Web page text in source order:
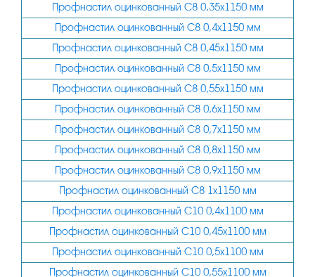
0,6
0,7
0,8
0,9
0,65
0,85
0,75
1
1100
1150
С21
НС35
НС44
Н57
Н60
Н75
Н114
Профнастил оцинкованный С8 0,35х1150 мм
Профнастил оцинкованный С8 0,4х1150 мм
Профнастил оцинкованный С8 0,45х1150 мм
Профнастил оцинкованный С8 0,5х1150 мм
Профнастил оцинкованный С8 0,55х1150 мм
Профнастил оцинкованный С8 0,6х1150 мм
Профнастил оцинкованный С8 0,7х1150 мм
Профнастил оцинкованный С8 0,8х1150 мм
Профнастил оцинкованный С8 0,9х1150 мм
Профнастил оцинкованный С8 1х1150 мм
Профнастил оцинкованный С10 0,4х1100 мм
Профнастил оцинкованный С10 0,45х1100 мм
Профнастил оцинкованный С10 0,5х1100 мм
Профнастил оцинкованный С10 0,55х1100 мм